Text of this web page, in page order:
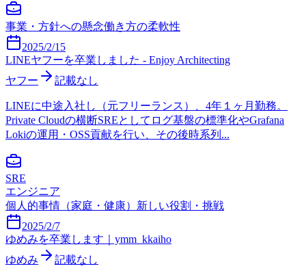
事業・方針への懸念働き方の柔軟性
2025/2/15
LINEヤフーを卒業しました - Enjoy Architecting
ヤフー
記載なし
LINEに中途入社し（元フリーランス）、4年１ヶ月勤務。
Private Cloudの横断SREとしてログ基盤の標準化やGrafana
Lokiの運用・OSS貢献を行い、その後時系列...
SRE
エンジニア
個人的事情（家庭・健康） 新しい役割・挑戦
2025/2/7
ゆめみを卒業します｜ymm_kkaiho
ゆめみ
記載なし